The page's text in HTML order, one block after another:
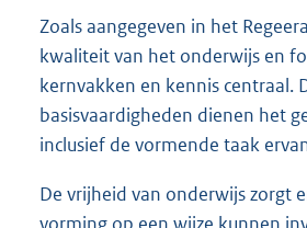
Zoals aangegeven in het
kwaliteit van het onderwijs en
kernvakken en kennis centraal.
basisvaardigheden dienen het
inclusief de vormende taak
De vrijheid van onderwijs zorgt